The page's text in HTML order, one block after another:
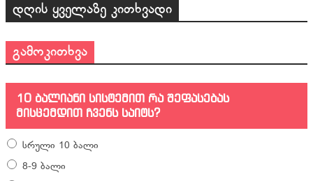
დღის ყველაზე კითხვადი
გამოკითხვა
10 ბალიანი სისტემით რა შეფასებას
მისცემდით ჩვენს საიტს?
სრული 10 ბალი
8-9 ბალი